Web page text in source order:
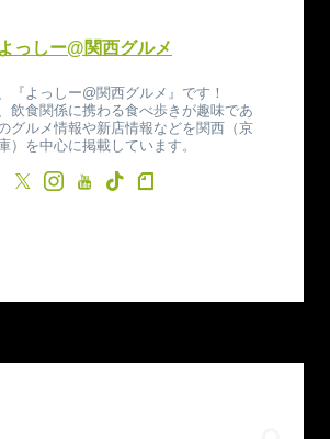
よっしー@関西グルメ
『よっしー@関西グルメ』です！
飲食関係に携わる食べ歩きが趣味であ
グルメ情報や新店情報などを関西（京
）を中心に掲載しています。